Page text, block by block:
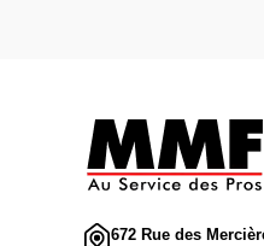
672 Rue des